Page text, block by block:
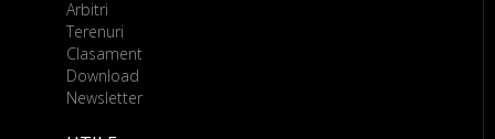
Arbitri
Terenuri
Clasament
Download
Newsletter